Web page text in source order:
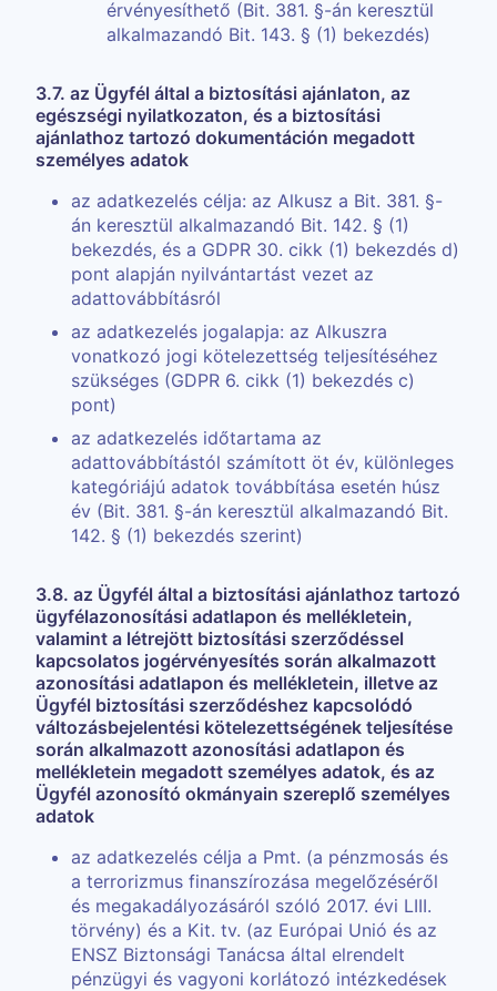
érvényesíthető (Bit. 381. §-án keresztül
alkalmazandó Bit. 143. § (1) bekezdés)
3.7. az Ügyfél által a biztosítási ajánlaton, az
egészségi nyilatkozaton, és a biztosítási
ajánlathoz tartozó dokumentáción megadott
személyes adatok
az adatkezelés célja: az Alkusz a Bit. 381. §-
án keresztül alkalmazandó Bit. 142. § (1)
bekezdés, és a GDPR 30. cikk (1) bekezdés d)
pont alapján nyilvántartást vezet az
adattovábbításról
az adatkezelés jogalapja: az Alkuszra
vonatkozó jogi kötelezettség teljesítéséhez
szükséges (GDPR 6. cikk (1) bekezdés c)
pont)
az adatkezelés időtartama az
adattovábbítástól számított öt év, különleges
kategóriájú adatok továbbítása esetén húsz
év (Bit. 381. §-án keresztül alkalmazandó Bit.
142. § (1) bekezdés szerint)
3.8. az Ügyfél által a biztosítási ajánlathoz tartozó
ügyfélazonosítási adatlapon és mellékletein,
valamint a létrejött biztosítási szerződéssel
kapcsolatos jogérvényesítés során alkalmazott
azonosítási adatlapon és mellékletein, illetve az
Ügyfél biztosítási szerződéshez kapcsolódó
változásbejelentési kötelezettségének teljesítése
során alkalmazott azonosítási adatlapon és
mellékletein megadott személyes adatok, és az
Ügyfél azonosító okmányain szereplő személyes
adatok
az adatkezelés célja a Pmt. (a pénzmosás és
a terrorizmus finanszírozása megelőzéséről
és megakadályozásáról szóló 2017. évi LIII.
törvény) és a Kit. tv. (az Európai Unió és az
ENSZ Biztonsági Tanácsa által elrendelt
pénzügyi és vagyoni korlátozó intézkedések